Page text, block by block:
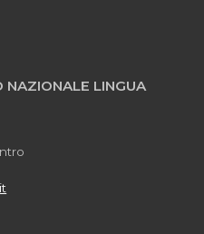
NAZIONALE LINGUA